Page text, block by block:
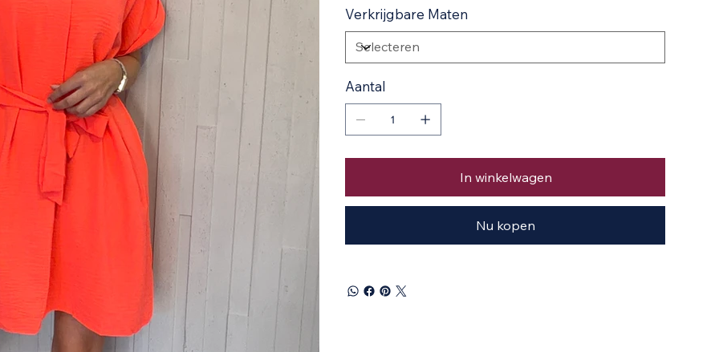
Verkrijgbare Maten
Aantal
In winkelwagen
Nu kopen